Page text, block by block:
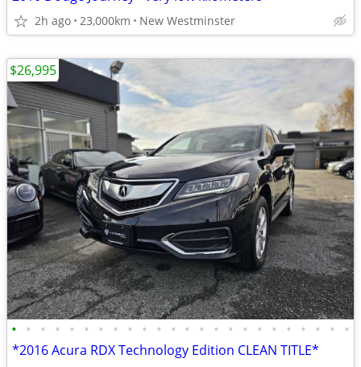
2h ago 23,000km New Westminster
• • • • • • • • • • • • • • • • • • • • • • • •
*2016 Acura RDX Technology Edition CLEAN TITLE*
$26,995